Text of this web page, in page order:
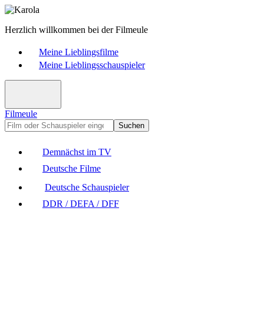
Herzlich willkommen bei der Filmeule
Meine Lieblingsfilme
Meine Lieblingsschauspieler
Filmeule
Suchen
Demnächst im TV
Deutsche Filme
Deutsche Schauspieler
DDR / DEFA / DFF